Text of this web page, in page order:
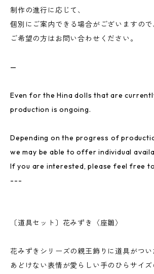
制作の進行に応じて、
個別にご案内できる場合がございますので
ご希望の方はお問い合わせください。
—
Even for the Hina dolls that are
production is ongoing.
Depending on the progress of
we may be able to offer individual
If you are interested, please feel free
---
〔道具セット〕花みずき〈座雛〉
花みずきシリーズの親王飾りに道具がつい
あどけない表情が愛らしい手のひらサイズ